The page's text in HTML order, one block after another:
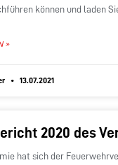
können und laden
»
13.07.2021
2020 des
hat sich der